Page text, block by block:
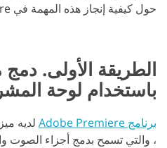
حول كيفية إنجاز هذه المهمة في Adobe Premiere.
الطريقة الأولى. دمج
باستخدام لوحة
برنامج Adobe Premiere
، والتي تسمح بدمج أجزاء الصوت